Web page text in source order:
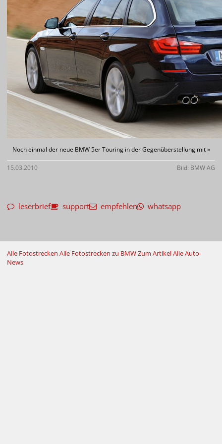
Noch einmal der neue BMW 5er Touring in der Gegenüberstellung mit »
15.03.2010 Bild: BMW AG
leserbrief support empfehlen whatsapp
Alle Fotostrecken Alle Fotostrecken zu BMWZum ArtikelAlle Auto-
News